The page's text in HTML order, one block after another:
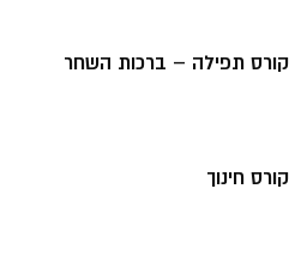
קורס תפילה – ברכות השחר
קורס חינוך